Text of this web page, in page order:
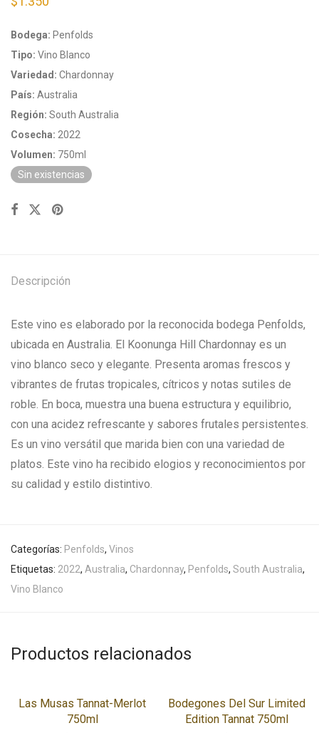
Bodega: Penfolds
Tipo: Vino Blanco
Variedad: Chardonnay
País: Australia
Región: South Australia
Cosecha: 2022
Volumen: 750ml
Sin existencias
Descripción
Este vino es elaborado por la reconocida bodega Penfolds,
ubicada en Australia. El Koonunga Hill Chardonnay es un
vino blanco seco y elegante. Presenta aromas frescos y
vibrantes de frutas tropicales, cítricos y notas sutiles de
roble. En boca, muestra una buena estructura y equilibrio,
con una acidez refrescante y sabores frutales persistentes.
Es un vino versátil que marida bien con una variedad de
platos. Este vino ha recibido elogios y reconocimientos por
su calidad y estilo distintivo.
Categorías: Penfolds, Vinos
Etiquetas: 2022, Australia, Chardonnay, Penfolds, South Australia,
Vino Blanco
Productos relacionados
Las Musas Tannat-Merlot
750ml
Bodegones Del Sur Limited
Edition Tannat 750ml